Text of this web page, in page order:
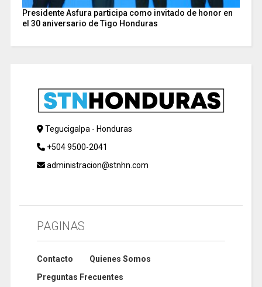
Presidente Asfura participa como invitado de honor en
el 30 aniversario de Tigo Honduras
Tegucigalpa - Honduras
+504 9500-2041
administracion@stnhn.com
PAGINAS
Contacto
Quienes Somos
Preguntas Frecuentes